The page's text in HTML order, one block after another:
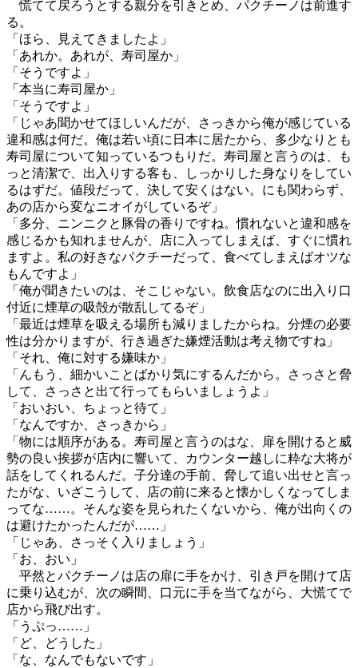
慌てて戻ろうとする親分を引きとめ、パクチーノは前進す
る。
「ほら、見えてきましたよ」
「あれか。あれが、寿司屋か」
「そうですよ」
「本当に寿司屋か」
「そうですよ」
「じゃあ聞かせてほしいんだが、さっきから俺が感じている
違和感は何だ。俺は若い頃に日本に居たから、多少なりとも
寿司屋について知っているつもりだ。寿司屋と言うのは、も
っと清潔で、出入りする客も、しっかりした身なりをしてい
るはずだ。値段だって、決して安くはない。にも関わらず、
あの店から変なニオイがしているぞ」
「多分、ニンニクと豚骨の香りですね。慣れないと違和感を
感じるかも知れませんが、店に入ってしまえば、すぐに慣れ
ますよ。私の好きなパクチーだって、食べてしまえばオツな
もんですよ」
「俺が聞きたいのは、そこじゃない。飲食店なのに出入り口
付近に煙草の吸殻が散乱してるぞ」
「最近は煙草を吸える場所も減りましたからね。分煙の必要
性は分かりますが、行き過ぎた嫌煙活動は考え物ですね」
「それ、俺に対する嫌味か」
「んもう、細かいことばかり気にするんだから。さっさと脅
して、さっさと出て行ってもらいましょうよ」
「おいおい、ちょっと待て」
「なんですか、さっきから」
「物には順序がある。寿司屋と言うのはな、扉を開けると威
勢の良い挨拶が店内に響いて、カウンター越しに粋な大将が
話をしてくれるんだ。子分達の手前、脅して追い出せと言っ
たがな、いざこうして、店の前に来ると懐かしくなってしま
ってな……。そんな姿を見られたくないから、俺が出向くの
は避けたかったんだが……」
「じゃあ、さっそく入りましょう」
「お、おい」
平然とパクチーノは店の扉に手をかけ、引き戸を開けて店
に乗り込むが、次の瞬間、口元に手を当てながら、大慌てで
店から飛び出す。
「うぷっ……」
「ど、どうした」
「な、なんでもないです」